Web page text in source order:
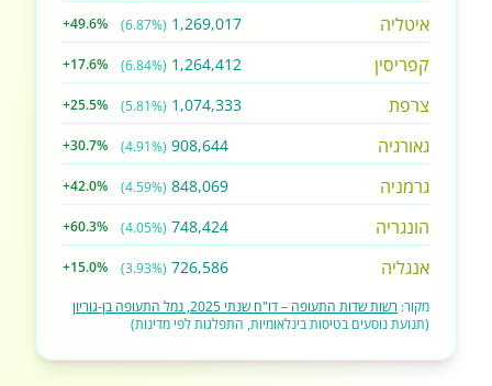
איטליה 1,269,017
(6.87%)
+49.6%
קפריסין 1,264,412
(6.84%)
+17.6%
צרפת 1,074,333
(5.81%)
+25.5%
גאורגיה 908,644
(4.91%)
+30.7%
גרמניה 848,069
(4.59%)
+42.0%
הונגריה 748,424
(4.05%)
+60.3%
אנגליה 726,586
(3.93%)
+15.0%
מקור: רשות שדות התעופה – דו"ח שנתי 2025, נמל התעופה בן-גוריון
(תנועת נוסעים בטיסות בינלאומיות, התפלגות לפי מדינות)